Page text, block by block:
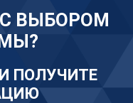
ВЫБОРОМ
ПОЛУЧИТЕ